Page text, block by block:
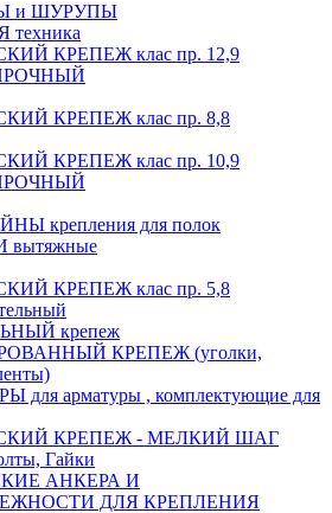
и ШУРУПЫ
КРЕПЕЖ клас пр. 12,9
КРЕПЕЖ клас пр. 8,8
КРЕПЕЖ клас пр. 10,9
крепления для полок
КРЕПЕЖ клас пр. 5,8
крепеж
КРЕПЕЖ (уголки,
для арматуры , комплектующие для
КРЕПЕЖ - МЕЛКИЙ ШАГ
Гайки
АНКЕРА И
ДЛЯ КРЕПЛЕНИЯ